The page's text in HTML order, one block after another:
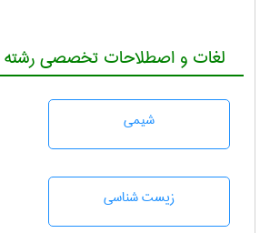
لغات و اصطلاحات تخصصی رشته
شيمی
زيست شناسی